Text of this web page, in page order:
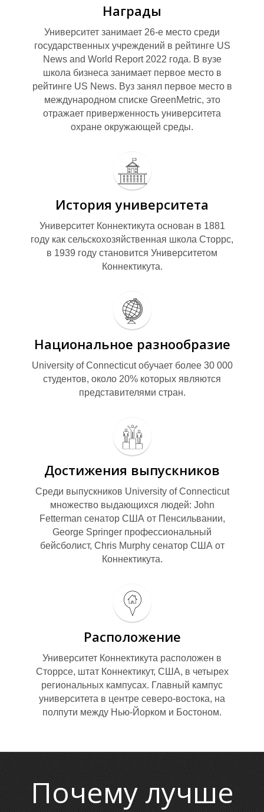
С
И
Т
Награды
Университет занимает 26-е место среди
государственных учреждений в рейтинге US
News and World Report 2022 года. В вузе
школа бизнеса занимает первое место в
рейтинге US News. Вуз занял первое место в
международном списке GreenMetric, это
отражает приверженность университета
охране окружающей среды.
История университета
Университет Коннектикута основан в 1881
году как сельскохозяйственная школа Сторрс,
в 1939 году становится Университетом
Коннектикута.
Национальное разнообразие
University of Connecticut обучает более 30 000
студентов, около 20% которых являются
представителями стран.
Достижения выпускников
Среди выпускников University of Connecticut
множество выдающихся людей: John
Fetterman сенатор США от Пенсильвании,
George Springer профессиональный
бейсболист, Chris Murphy сенатор США от
Коннектикута.
Расположение
Университет Коннектикута расположен в
Сторрсе, штат Коннектикут, США, в четырех
региональных кампусах. Главный кампус
университета в центре северо-востока, на
полпути между Нью-Йорком и Бостоном.
Почему лучше